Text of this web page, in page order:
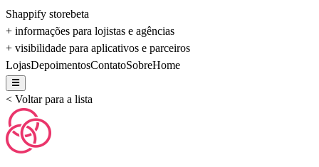
Shappify storebeta
+ informações para lojistas e agências
+ visibilidade para aplicativos e parceiros
LojasDepoimentosContatoSobreHome
☰
< Voltar para a lista